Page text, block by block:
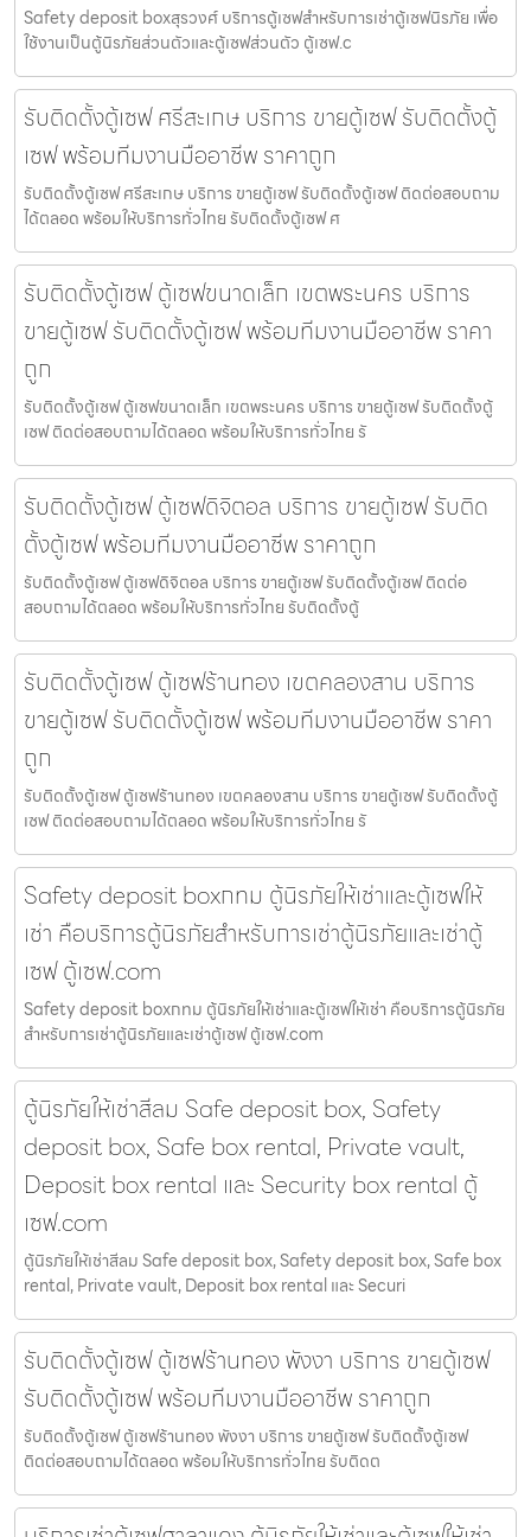
Safety deposit boxสุรวงศ์ บริการตู้เซฟสำหรับการเช่าตู้เซฟนิรภัย เพื่อ
ใช้งานเป็นตู้นิรภัยส่วนตัวและตู้เซฟส่วนตัว ตู้เซฟ.c
รับติดตั้งตู้เซฟ ศรีสะเกษ บริการ ขายตู้เซฟ รับติดตั้งตู้
เซฟ พร้อมทีมงานมืออาชีพ ราคาถูก
รับติดตั้งตู้เซฟ ศรีสะเกษ บริการ ขายตู้เซฟ รับติดตั้งตู้เซฟ ติดต่อสอบถาม
ได้ตลอด พร้อมให้บริการทั่วไทย รับติดตั้งตู้เซฟ ศ
รับติดตั้งตู้เซฟ ตู้เซฟขนาดเล็ก เขตพระนคร บริการ
ขายตู้เซฟ รับติดตั้งตู้เซฟ พร้อมทีมงานมืออาชีพ ราคา
ถูก
รับติดตั้งตู้เซฟ ตู้เซฟขนาดเล็ก เขตพระนคร บริการ ขายตู้เซฟ รับติดตั้งตู้
เซฟ ติดต่อสอบถามได้ตลอด พร้อมให้บริการทั่วไทย รั
รับติดตั้งตู้เซฟ ตู้เซฟดิจิตอล บริการ ขายตู้เซฟ รับติด
ตั้งตู้เซฟ พร้อมทีมงานมืออาชีพ ราคาถูก
รับติดตั้งตู้เซฟ ตู้เซฟดิจิตอล บริการ ขายตู้เซฟ รับติดตั้งตู้เซฟ ติดต่อ
สอบถามได้ตลอด พร้อมให้บริการทั่วไทย รับติดตั้งตู้
รับติดตั้งตู้เซฟ ตู้เซฟร้านทอง เขตคลองสาน บริการ
ขายตู้เซฟ รับติดตั้งตู้เซฟ พร้อมทีมงานมืออาชีพ ราคา
ถูก
รับติดตั้งตู้เซฟ ตู้เซฟร้านทอง เขตคลองสาน บริการ ขายตู้เซฟ รับติดตั้งตู้
เซฟ ติดต่อสอบถามได้ตลอด พร้อมให้บริการทั่วไทย รั
Safety deposit boxกทม ตู้นิรภัยให้เช่าและตู้เซฟให้
เช่า คือบริการตู้นิรภัยสำหรับการเช่าตู้นิรภัยและเช่าตู้
เซฟ ตู้เซฟ.com
Safety deposit boxกทม ตู้นิรภัยให้เช่าและตู้เซฟให้เช่า คือบริการตู้นิรภัย
สำหรับการเช่าตู้นิรภัยและเช่าตู้เซฟ ตู้เซฟ.com
ตู้นิรภัยให้เช่าสีลม Safe deposit box, Safety
deposit box, Safe box rental, Private vault,
Deposit box rental และ Security box rental ตู้
เซฟ.com
ตู้นิรภัยให้เช่าสีลม Safe deposit box, Safety deposit box, Safe box
rental, Private vault, Deposit box rental และ Securi
รับติดตั้งตู้เซฟ ตู้เซฟร้านทอง พังงา บริการ ขายตู้เซฟ
รับติดตั้งตู้เซฟ พร้อมทีมงานมืออาชีพ ราคาถูก
รับติดตั้งตู้เซฟ ตู้เซฟร้านทอง พังงา บริการ ขายตู้เซฟ รับติดตั้งตู้เซฟ
ติดต่อสอบถามได้ตลอด พร้อมให้บริการทั่วไทย รับติดต